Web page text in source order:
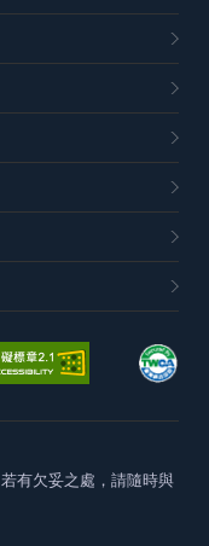
若有欠妥之處，請隨時與